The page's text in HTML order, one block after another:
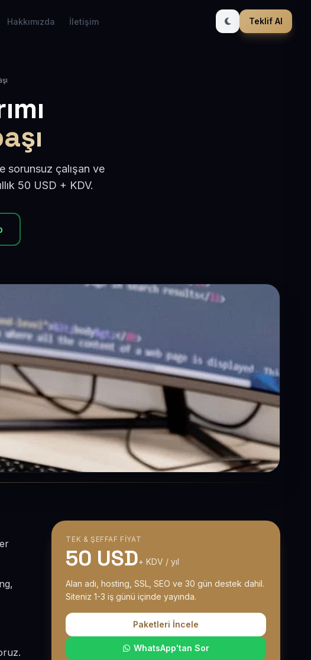
Hakkımızda İletişim Teklif Al
sorunsuz çalışan ve
50 USD + KDV.
TEK & ŞEFFAF FIYAT
50 USD+ KDV / yıl
Alan adı, hosting, SSL, SEO ve 30 gün destek dahil.
Siteniz 1-3 iş günü içinde yayında.
Paketleri İncele
WhatsApp'tan Sor